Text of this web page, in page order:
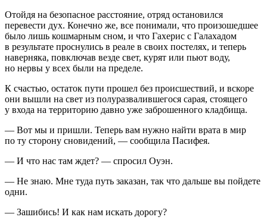
Отойдя на безопасное расстояние, отряд остановился
перевести дух. Конечно же, все понимали, что произошедшее
было лишь кошмарным сном, и что Гахерис с Галахадом
в результате проснулись в реале в своих постелях, и теперь
наверняка, повключав везде свет, курят или пьют воду,
но нервы у всех были на пределе.
К счастью, остаток пути прошел без происшествий, и вскоре
они вышли на свет из полуразвалившегося сарая, стоящего
у входа на территорию давно уже заброшенного кладбища.
— Вот мы и пришли. Теперь вам нужно найти врата в мир
по ту сторону сновидений, — сообщила Пасифея.
— И что нас там ждет? — спросил Оуэн.
— Не знаю. Мне туда путь заказан, так что дальше вы пойдете
одни.
— Зашибись! И как нам искать дорогу?